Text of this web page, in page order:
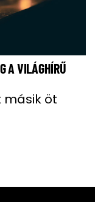
A VILÁGHÍRŰ
másik öt